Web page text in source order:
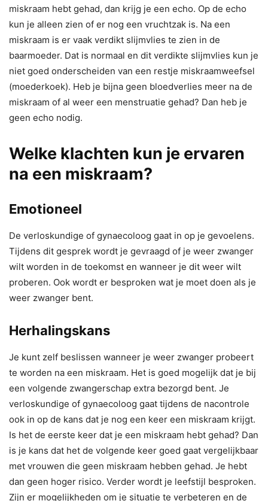
miskraam hebt gehad, dan krijg je een echo. Op de echo
kun je alleen zien of er nog een vruchtzak is. Na een
miskraam is er vaak verdikt slijmvlies te zien in de
baarmoeder. Dat is normaal en dit verdikte slijmvlies kun je
niet goed onderscheiden van een restje miskraamweefsel
(moederkoek). Heb je bijna geen bloedverlies meer na de
miskraam of al weer een menstruatie gehad? Dan heb je
geen echo nodig.
Welke klachten kun je ervaren
na een miskraam?
Emotioneel
De verloskundige of gynaecoloog gaat in op je gevoelens.
Tijdens dit gesprek wordt je gevraagd of je weer zwanger
wilt worden in de toekomst en wanneer je dit weer wilt
proberen. Ook wordt er besproken wat je moet doen als je
weer zwanger bent.
Herhalingskans
Je kunt zelf beslissen wanneer je weer zwanger probeert
te worden na een miskraam. Het is goed mogelijk dat je bij
een volgende zwangerschap extra bezorgd bent. Je
verloskundige of gynaecoloog gaat tijdens de nacontrole
ook in op de kans dat je nog een keer een miskraam krijgt.
Is het de eerste keer dat je een miskraam hebt gehad? Dan
is je kans dat het de volgende keer goed gaat vergelijkbaar
met vrouwen die geen miskraam hebben gehad. Je hebt
dan geen hoger risico. Verder wordt je leefstijl besproken.
Zijn er mogelijkheden om je situatie te verbeteren en de